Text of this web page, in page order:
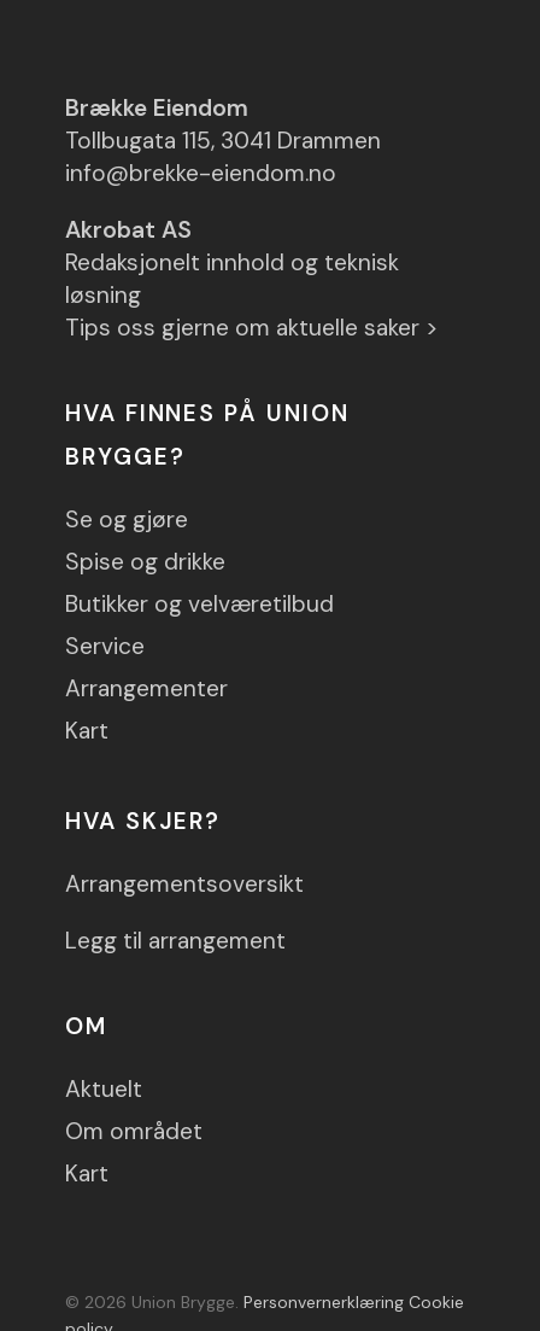
Brække Eiendom
Tollbugata 115, 3041 Drammen
info@brekke-eiendom.no
Akrobat AS
Redaksjonelt innhold og teknisk
løsning
Tips oss gjerne om aktuelle saker >
HVA FINNES PÅ UNION
BRYGGE?
Se og gjøre
Spise og drikke
Butikker og velværetilbud
Service
Arrangementer
Kart
HVA SKJER?
Arrangementsoversikt
Legg til arrangement
OM
Aktuelt
Om området
Kart
© 2026 Union Brygge. Personvernerklæring Cookie